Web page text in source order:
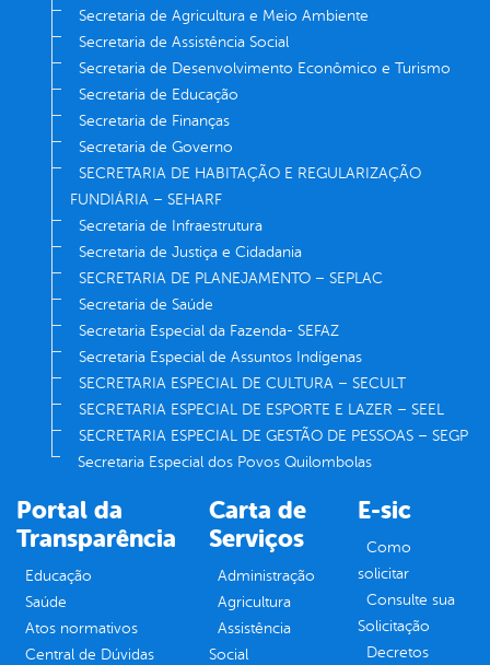
Secretaria de Agricultura e Meio Ambiente
Secretaria de Assistência Social
Secretaria de Desenvolvimento Econômico e Turismo
Secretaria de Educação
Secretaria de Finanças
Secretaria de Governo
SECRETARIA DE HABITAÇÃO E REGULARIZAÇÃO
FUNDIÁRIA – SEHARF
Secretaria de Infraestrutura
Secretaria de Justiça e Cidadania
SECRETARIA DE PLANEJAMENTO – SEPLAC
Secretaria de Saúde
Secretaria Especial da Fazenda- SEFAZ
Secretaria Especial de Assuntos Indígenas
SECRETARIA ESPECIAL DE CULTURA – SECULT
SECRETARIA ESPECIAL DE ESPORTE E LAZER – SEEL
SECRETARIA ESPECIAL DE GESTÃO DE PESSOAS – SEGP
Secretaria Especial dos Povos Quilombolas
Portal da
Transparência
Educação
Saúde
Atos normativos
Central de Dúvidas
Carta de
Serviços
Administração
Agricultura
Assistência
Social
E-sic
Como
solicitar
Consulte sua
Solicitação
Decretos